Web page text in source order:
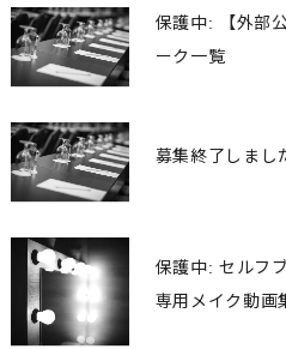
保護中: 【外部
ーク一覧
募集終了しまし
保護中: セルフ
専用メイク動画